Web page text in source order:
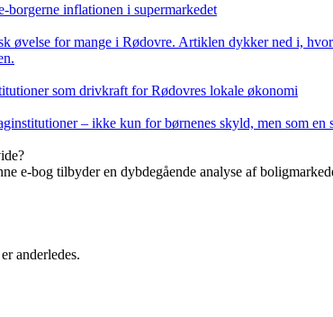
inflationen i supermarkedet
øvelse for mange i Rødovre. Artiklen dykker ned i,
som drivkraft for Rødovres lokale økonomi
– ikke kun for børnenes skyld, men som
e-bog tilbyder en dybdegående analyse af
anderledes.